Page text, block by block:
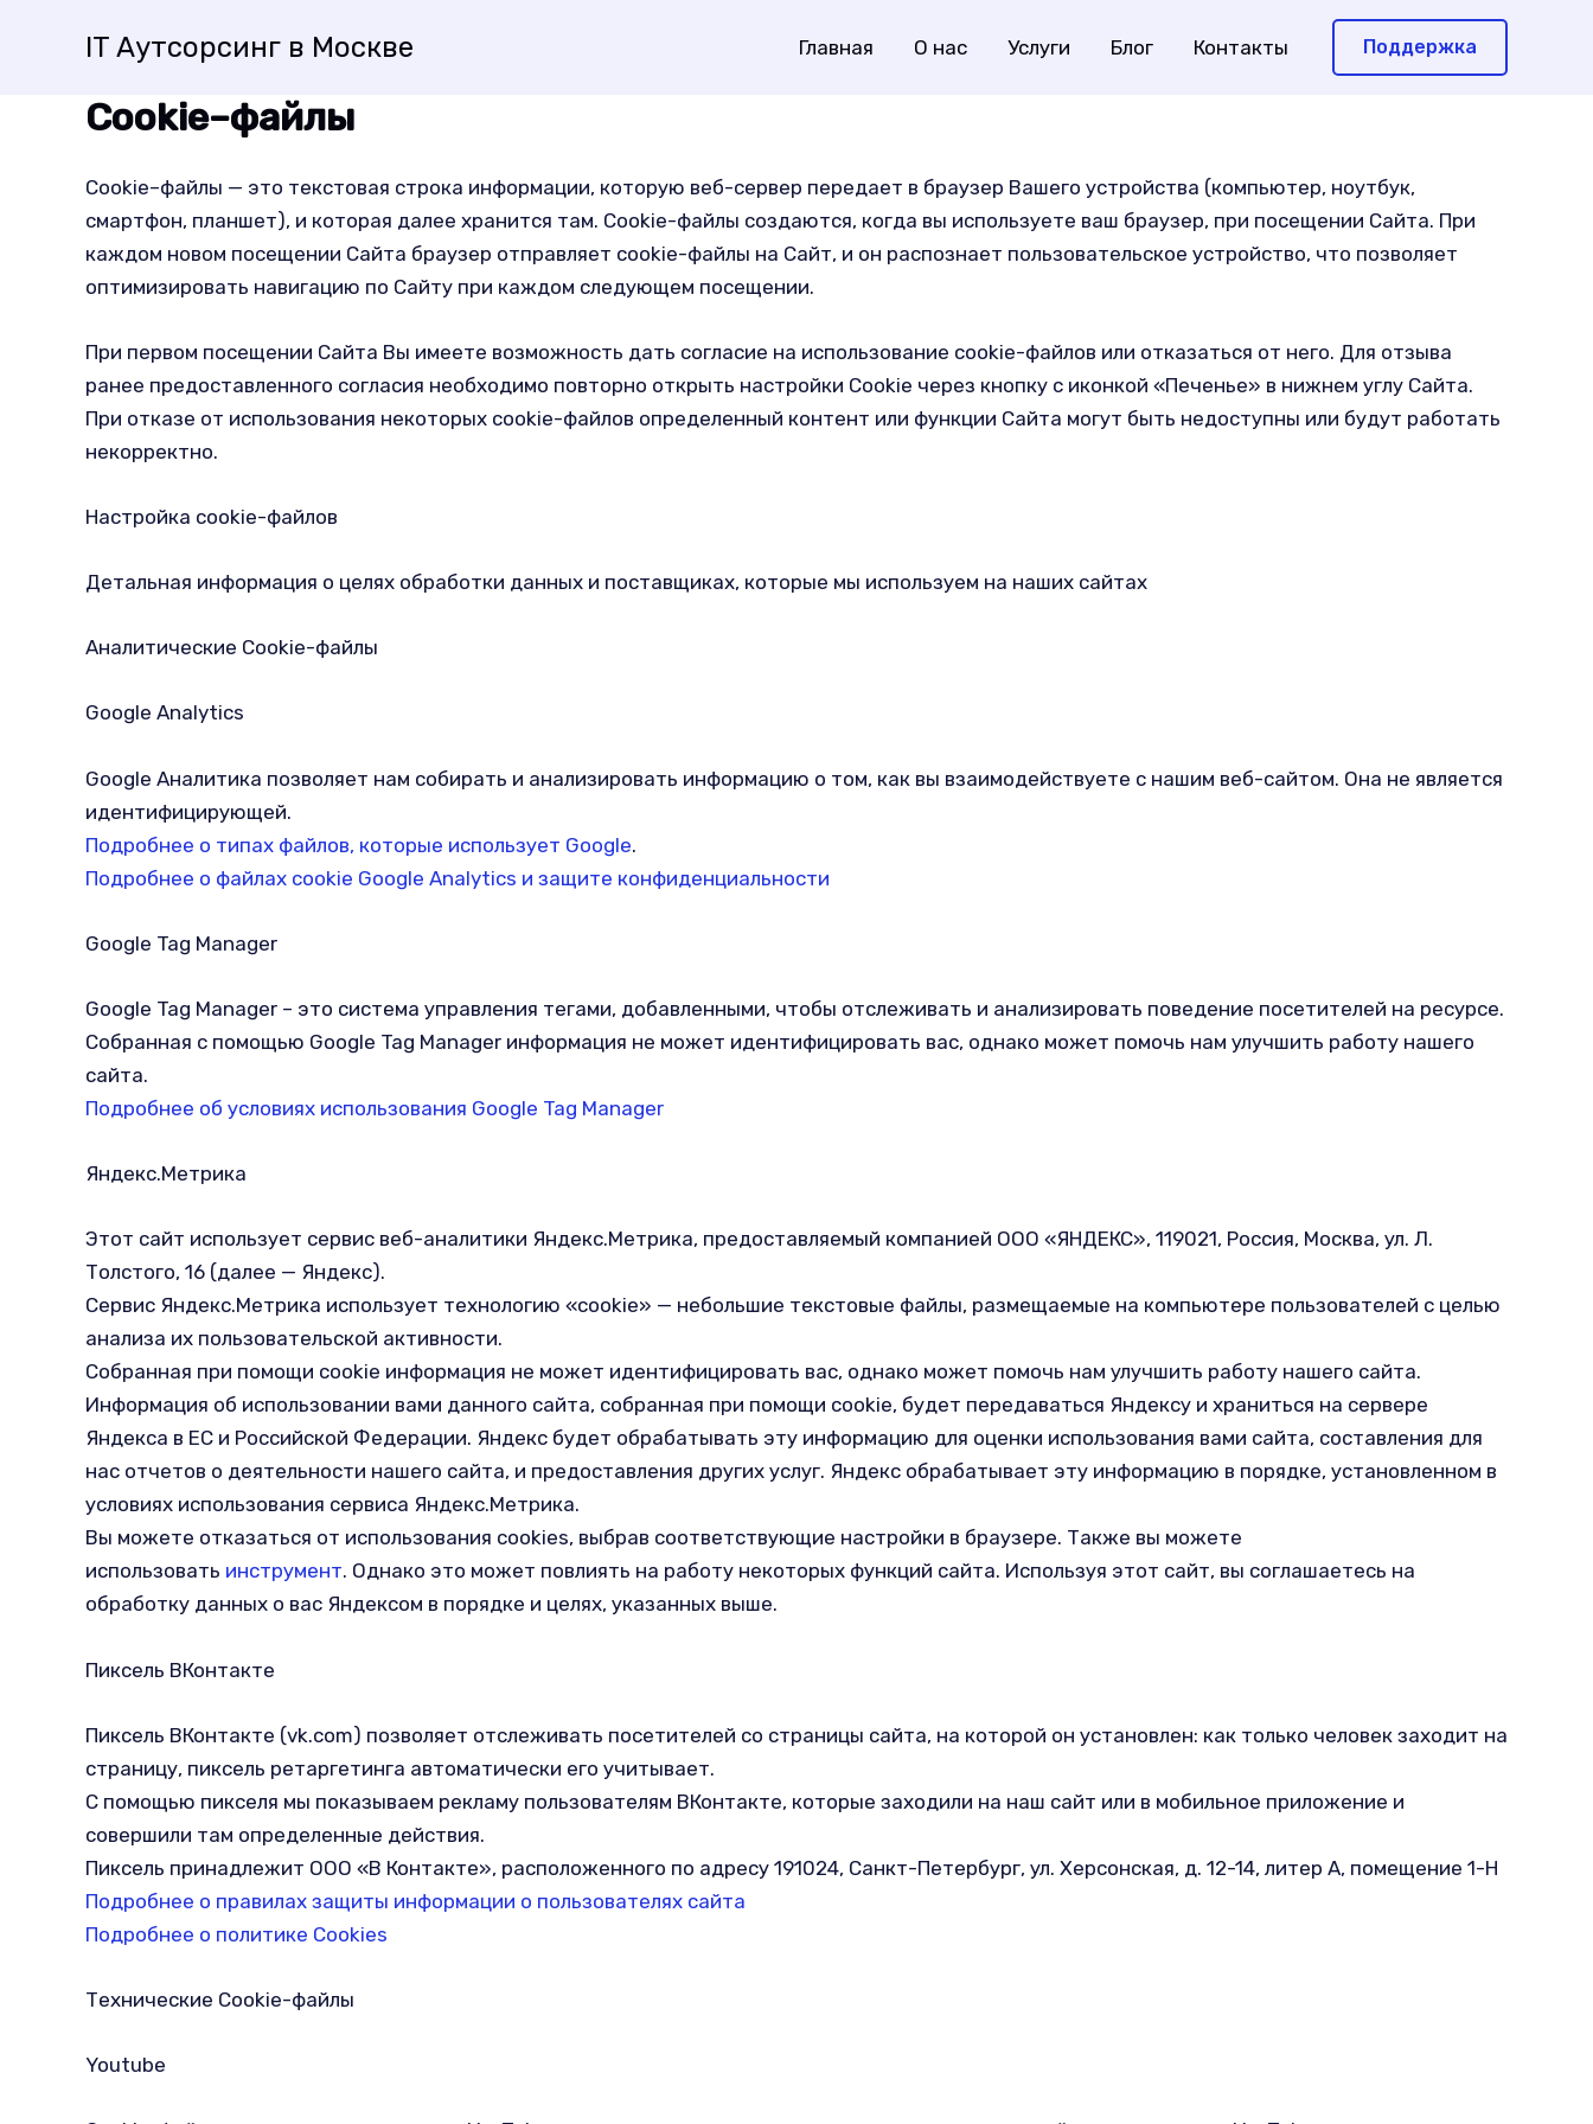
IT Аутсорсинг в Москве Главная О нас Услуги Блог Контакты Поддержка
Cookie–файлы
Cookie–файлы — это текстовая строка информации, которую веб-сервер передает в браузер Вашего устройства (компьютер, ноутбук,
смартфон, планшет), и которая далее хранится там. Cookie-файлы создаются, когда вы используете ваш браузер, при посещении Сайта. При
каждом новом посещении Сайта браузер отправляет cookie-файлы на Сайт, и он распознает пользовательское устройство, что позволяет
оптимизировать навигацию по Сайту при каждом следующем посещении.
При первом посещении Сайта Вы имеете возможность дать согласие на использование cookie-файлов или отказаться от него. Для отзыва
ранее предоставленного согласия необходимо повторно открыть настройки Cookie через кнопку с иконкой «Печенье» в нижнем углу Сайта.
При отказе от использования некоторых cookie-файлов определенный контент или функции Сайта могут быть недоступны или будут работать
некорректно.
Настройка cookie-файлов
Детальная информация о целях обработки данных и поставщиках, которые мы используем на наших сайтах
Аналитические Cookie-файлы
Google Analytics
Google Аналитика позволяет нам собирать и анализировать информацию о том, как вы взаимодействуете с нашим веб-сайтом. Она не является
идентифицирующей.
Подробнее о типах файлов, которые использует Google.
Подробнее о файлах cookie Google Analytics и защите конфиденциальности
Google Tag Manager
Google Tag Manager – это система управления тегами, добавленными, чтобы отслеживать и анализировать поведение посетителей на ресурсе.
Собранная с помощью Google Tag Manager информация не может идентифицировать вас, однако может помочь нам улучшить работу нашего
сайта.
Подробнее об условиях использования Google Tag Manager
Яндекс.Метрика
Этот сайт использует сервис веб-аналитики Яндекс.Метрика, предоставляемый компанией ООО «ЯНДЕКС», 119021, Россия, Москва, ул. Л.
Толстого, 16 (далее — Яндекс).
Сервис Яндекс.Метрика использует технологию «cookie» — небольшие текстовые файлы, размещаемые на компьютере пользователей с целью
анализа их пользовательской активности.
Собранная при помощи cookie информация не может идентифицировать вас, однако может помочь нам улучшить работу нашего сайта.
Информация об использовании вами данного сайта, собранная при помощи cookie, будет передаваться Яндексу и храниться на сервере
Яндекса в ЕС и Российской Федерации. Яндекс будет обрабатывать эту информацию для оценки использования вами сайта, составления для
нас отчетов о деятельности нашего сайта, и предоставления других услуг. Яндекс обрабатывает эту информацию в порядке, установленном в
условиях использования сервиса Яндекс.Метрика.
Вы можете отказаться от использования cookies, выбрав соответствующие настройки в браузере. Также вы можете
использовать инструмент. Однако это может повлиять на работу некоторых функций сайта. Используя этот сайт, вы соглашаетесь на
обработку данных о вас Яндексом в порядке и целях, указанных выше.
Пиксель ВКонтакте
Пиксель ВКонтакте (vk.com) позволяет отслеживать посетителей со страницы сайта, на которой он установлен: как только человек заходит на
страницу, пиксель ретаргетинга автоматически его учитывает.
С помощью пикселя мы показываем рекламу пользователям ВКонтакте, которые заходили на наш сайт или в мобильное приложение и
совершили там определенные действия.
Пиксель принадлежит ООО «В Контакте», расположенного по адресу 191024, Санкт-Петербург, ул. Херсонская, д. 12-14, литер А, помещение 1-Н
Подробнее о правилах защиты информации о пользователях сайта
Подробнее о политике Cookies
Технические Cookie-файлы
Youtube